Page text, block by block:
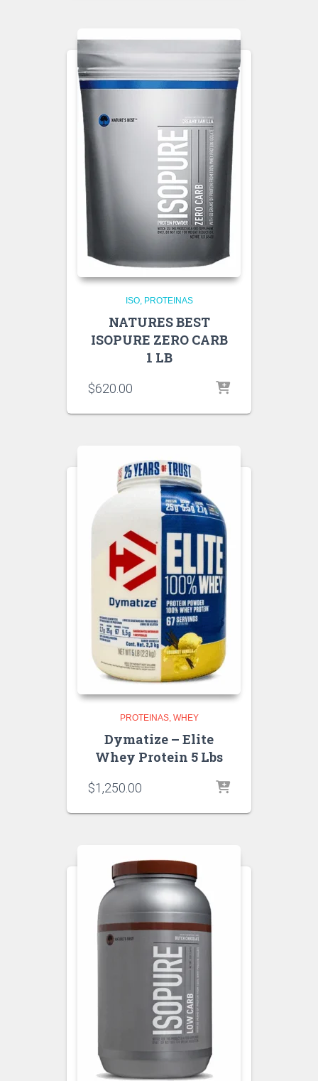
ISO PROTEINAS
NATURES BEST
ISOPURE ZERO CARB
1 LB
$620.00
PROTEINAS WHEY
Dymatize – Elite
Whey Protein 5 Lbs
$1,250.00